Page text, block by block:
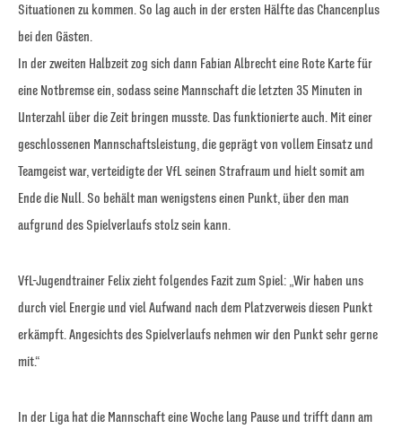
Situationen zu kommen. So lag auch in der ersten Hälfte das Chancenplus
bei den Gästen.
In der zweiten Halbzeit zog sich dann Fabian Albrecht eine Rote Karte für
eine Notbremse ein, sodass seine Mannschaft die letzten 35 Minuten in
Unterzahl über die Zeit bringen musste. Das funktionierte auch. Mit einer
geschlossenen Mannschaftsleistung, die geprägt von vollem Einsatz und
Teamgeist war, verteidigte der VfL seinen Strafraum und hielt somit am
Ende die Null. So behält man wenigstens einen Punkt, über den man
aufgrund des Spielverlaufs stolz sein kann.
VfL-Jugendtrainer Felix zieht folgendes Fazit zum Spiel: „Wir haben uns
durch viel Energie und viel Aufwand nach dem Platzverweis diesen Punkt
erkämpft. Angesichts des Spielverlaufs nehmen wir den Punkt sehr gerne
mit.“
In der Liga hat die Mannschaft eine Woche lang Pause und trifft dann am